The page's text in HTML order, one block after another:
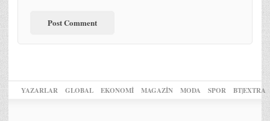
YAZARLAR GLOBAL EKONOMİ MAGAZİN MODA SPOR BT|EXTRA